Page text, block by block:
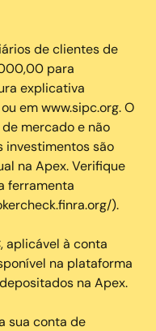
de clientes de
para
explicativa
em www.sipc.org. O
mercado e não
investimentos são
na Apex. Verifique
ferramenta
).
aplicável à conta
na plataforma
na Apex.
sua conta de